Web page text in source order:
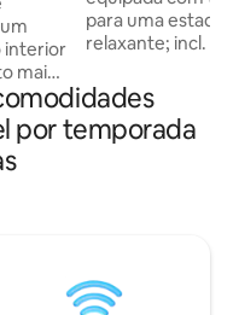
interior
mais
vista
para uma estadia
relaxante; incl. •
• Cozinha
eletrodomésticos
de lavar roupa,
abundantes e
por temporada